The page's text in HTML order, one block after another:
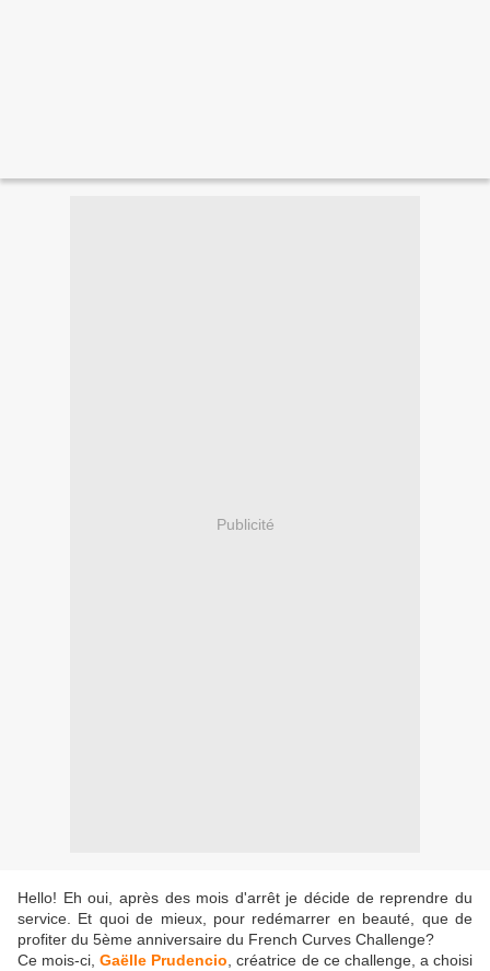
Publicité
Hello! Eh oui, après des mois d'arrêt je décide de reprendre du
service. Et quoi de mieux, pour redémarrer en beauté, que de
profiter du 5ème anniversaire du French Curves Challenge?
Ce mois-ci,Gaëlle Prudencio , créatrice de ce challenge, a choisi